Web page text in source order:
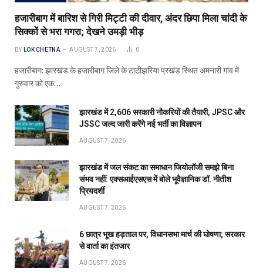
हजारीबाग में बारिश से गिरी मिट्टी की दीवार, अंदर छिपा मिला चांदी के
सिक्कों से भरा गगरा; देखने उमड़ी भीड़
BY LOK CHETNA AUGUST 7, 2026 0
हजारीबाग: झारखंड के हजारीबाग जिले के टाटीझरिया प्रखंड स्थित अमनारी गांव में
गुरुवार को एक…
झारखंड में 2,606 सरकारी नौकरियों की तैयारी, JPSC और
JSSC जल्द जारी करेंगे नई भर्ती का विज्ञापन
AUGUST 7, 2026
झारखंड में जल संकट का समाधान जियोलॉजी समझे बिना
संभव नहीं: एक्सआईएसएस में बोले भूवैज्ञानिक डॉ. नीतीश
प्रियदर्शी
AUGUST 7, 2026
6 छात्र भूख हड़ताल पर, विधानसभा मार्च की घोषणा; सरकार
से वार्ता का इंतजार
AUGUST 7, 2026